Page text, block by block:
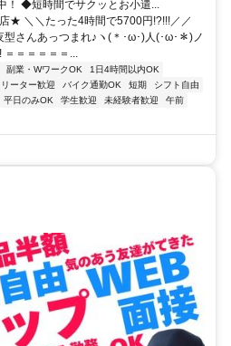
！ ◆短時間でサクッとお小遣...
★ ＼＼たった4時間で5700円!?!!!／／
さんあっつまれ♪ヽ(＊･ω･)人(･ω･＊)ノ
＝＝＝＝＝＝...
副業・WワークOK
1日4時間以内OK
リーター歓迎 バイク通勤OK 短期
シフト自由
平日のみOK 学生歓迎 未経験者歓迎
午前